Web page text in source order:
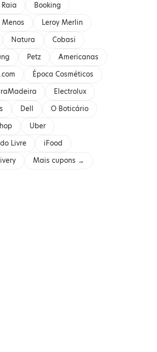
Booking
Menos
Leroy Merlin
Natura
Cobasi
Petz
Americanas
Época Cosméticos
Electrolux
Dell
O Boticário
Uber
Livre
iFood
Mais cupons →